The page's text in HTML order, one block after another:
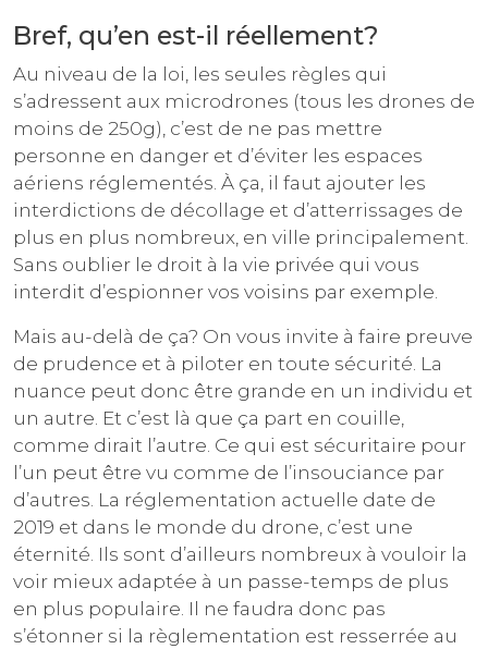
Bref, qu’en est-il réellement?
Au niveau de la loi, les seules règles qui
s’adressent aux microdrones (tous les drones de
moins de 250g), c’est de ne pas mettre
personne en danger et d’éviter les espaces
aériens réglementés. À ça, il faut ajouter les
interdictions de décollage et d’atterrissages de
plus en plus nombreux, en ville principalement.
Sans oublier le droit à la vie privée qui vous
interdit d’espionner vos voisins par exemple.
Mais au-delà de ça? On vous invite à faire preuve
de prudence et à piloter en toute sécurité. La
nuance peut donc être grande en un individu et
un autre. Et c’est là que ça part en couille,
comme dirait l’autre. Ce qui est sécuritaire pour
l’un peut être vu comme de l’insouciance par
d’autres. La réglementation actuelle date de
2019 et dans le monde du drone, c’est une
éternité. Ils sont d’ailleurs nombreux à vouloir la
voir mieux adaptée à un passe-temps de plus
en plus populaire. Il ne faudra donc pas
s’étonner si la règlementation est resserrée au